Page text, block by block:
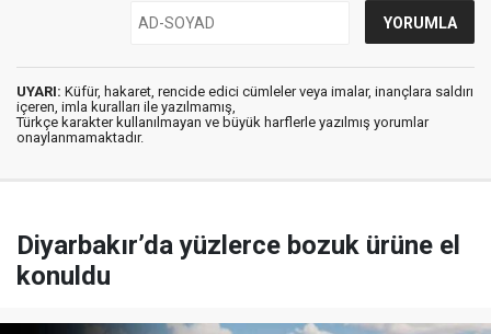
UYARI: Küfür, hakaret, rencide edici cümleler veya imalar, inançlara saldırı
içeren, imla kuralları ile yazılmamış,
Türkçe karakter kullanılmayan ve büyük harflerle yazılmış yorumlar
onaylanmamaktadır.
Diyarbakır’da yüzlerce bozuk ürüne el
konuldu